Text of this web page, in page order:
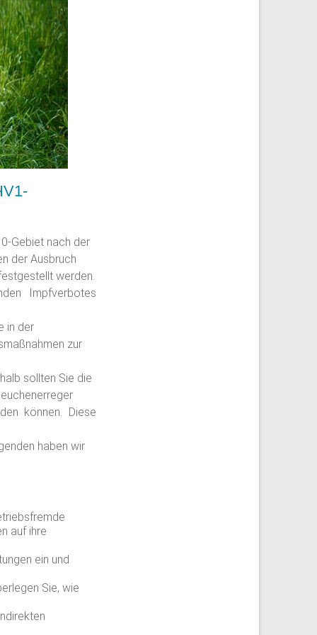
Gebiet nach der
der Ausbruch
werden.
Impfverbotes
in der
zur
sollten Sie die
können. Diese
haben wir
auf ihre
ein und
Sie, wie